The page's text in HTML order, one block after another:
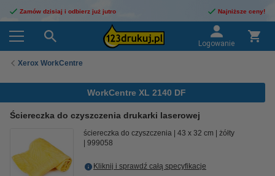
Zamów dzisiaj i odbierz już jutro Najniższe ceny!
Logowanie
Xerox WorkCentre
WorkCentre XL 2140 DF
Ściereczka do czyszczenia drukarki laserowej
ściereczka do czyszczenia 43 x 32 cm
żółty
999058
Kliknij i sprawdź całą specyfikacje